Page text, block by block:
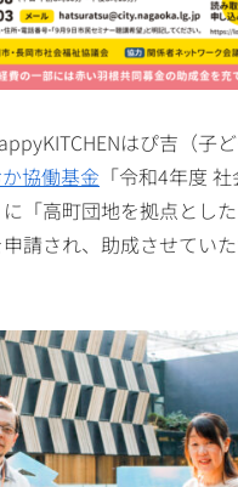
はぴ吉（子
協働基金 「令和4年度
「高町団地を拠点とし
請され、助成させてい